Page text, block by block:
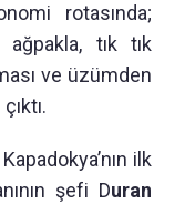
rotasında;
tık tık
ve üzümden
ilk
şefi Duran